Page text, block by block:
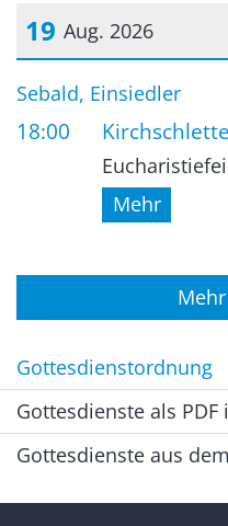
19 Aug. 2026
Datum: 19. August 2026
Sebald, Einsiedler
18:00
Mehr
Gottesdienstordnung
Gottesdienste als
Gottesdienste aus